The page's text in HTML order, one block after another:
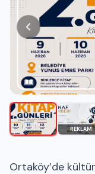
REKLAM
Ortaköy’de